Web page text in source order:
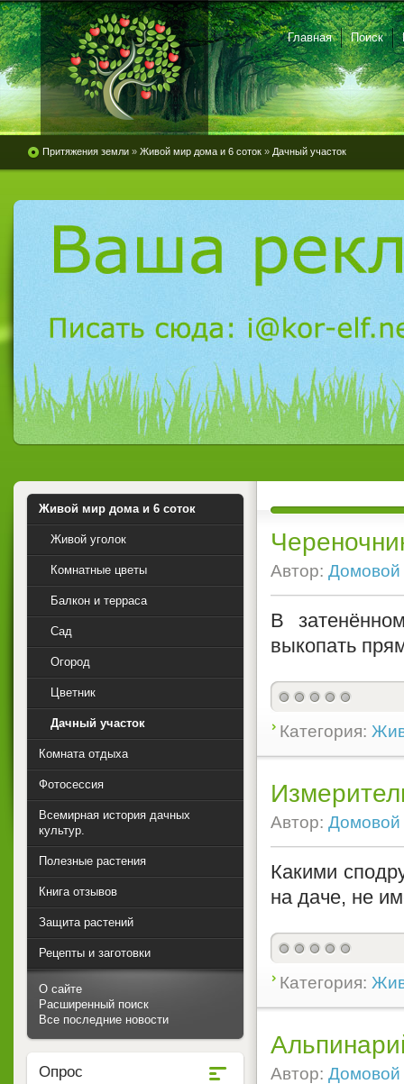
Главная Поиск
Притяжения земли » Живой мир дома и 6 соток » Дачный участок
Автор: Домовой
В
выкопать
Категория:
Автор: Домовой
Какими
на даче, не
Категория:
Автор: Домовой
Живой мир дома и 6 соток
Живой уголок
Комнатные цветы
Балкон и терраса
Сад
Огород
Цветник
Дачный участок
Комната отдыха
Фотосессия
Всемирная история дачных
культур.
Полезные растения
Книга отзывов
Защита растений
Рецепты и заготовки
О сайте
Расширенный поиск
Все последние новости
Опрос